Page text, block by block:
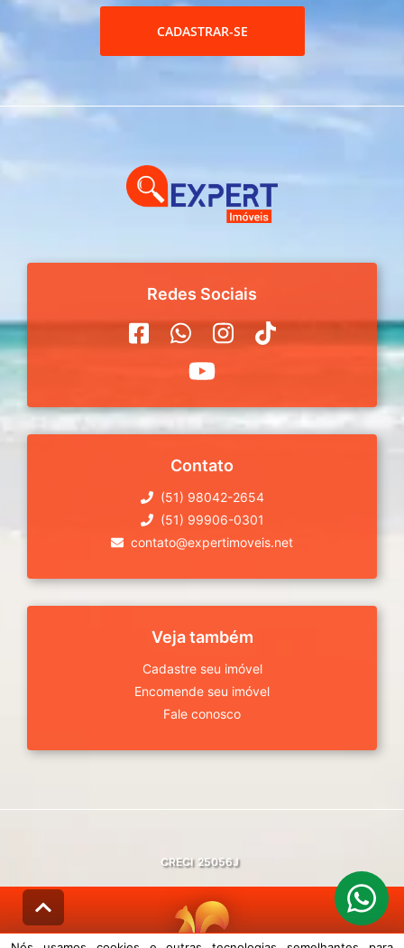
CADASTRAR-SE
Redes Sociais
Contato
(51) 98042-2654
(51) 99906-0301
contato@expertimoveis.net
Veja também
Cadastre seu imóvel
Encomende seu imóvel
Fale conosco
CRECI 25056J